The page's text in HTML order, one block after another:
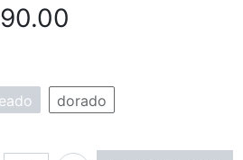
dorado